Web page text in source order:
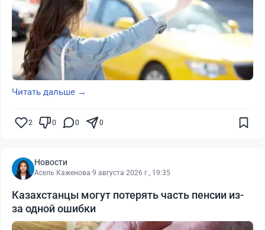
Читать дальше →
2 0 0 0
Новости
Асель Каженова·9 августа 2026 г., 19:35
Казахстанцы могут потерять часть пенсии из-
за одной ошибки